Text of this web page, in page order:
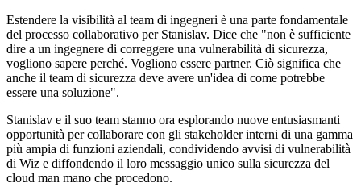
Estendere la visibilità al team di ingegneri è una parte fondamentale
del processo collaborativo per Stanislav. Dice che "non è sufficiente
dire a un ingegnere di correggere una vulnerabilità di sicurezza,
vogliono sapere perché. Vogliono essere partner. Ciò significa che
anche il team di sicurezza deve avere un'idea di come potrebbe
essere una soluzione".
Stanislav e il suo team stanno ora esplorando nuove entusiasmanti
opportunità per collaborare con gli stakeholder interni di una gamma
più ampia di funzioni aziendali, condividendo avvisi di vulnerabilità
di Wiz e diffondendo il loro messaggio unico sulla sicurezza del
cloud man mano che procedono.